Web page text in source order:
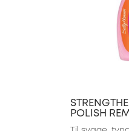
POLISH